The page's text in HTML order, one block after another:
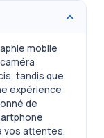
mobile
tandis que
expérience
de
vos attentes.